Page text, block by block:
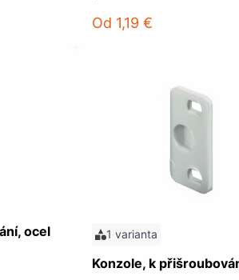
Od 1,19 €
ocel 1 varianta
Konzole, k